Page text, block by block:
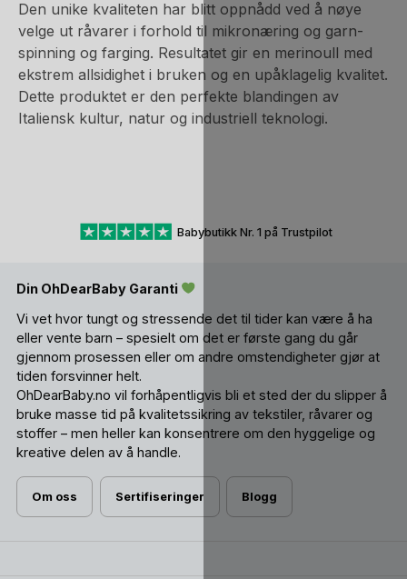
Den unike kvaliteten har blitt oppnådd ved å nøye
velge ut råvarer i forhold til mikronæring og garn-
spinning og farging. Resultatet gir en merinoull med
ekstrem allsidighet i bruken og en upåklagelig kvalitet.
Dette produktet er den perfekte blandingen av
Italiensk kultur, natur og industriell teknologi.
Babybutikk Nr. 1 på Trustpilot
Din OhDearBaby Garanti
Vi vet hvor tungt og stressende det til tider kan være å ha
eller vente barn – spesielt om det er første gang du går
gjennom prosessen eller om andre omstendigheter gjør at
tiden forsvinner helt.
OhDearBaby.no vil forhåpentligvis bli et sted der du slipper å
bruke masse tid på kvalitetssikring av tekstiler, råvarer og
stoffer – men heller kan konsentrere om den hyggelige og
kreative delen av å handle.
Om oss Sertifiseringer Blogg